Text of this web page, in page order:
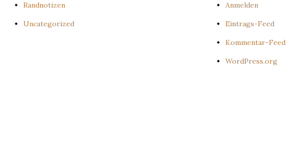
Randnotizen
Uncategorized
Anmelden
Eintrags-Feed
Kommentar-Feed
WordPress.org